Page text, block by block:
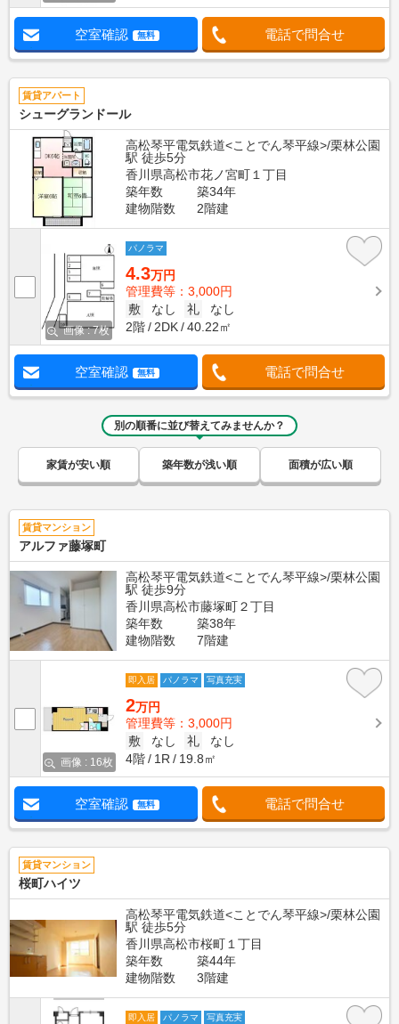
空室確認 無料 電話で問合せ
賃貸アパート
シューグランドール
高松琴平電気鉄道<ことでん琴平線>/栗林公園
駅 徒歩5分
香川県高松市花ノ宮町１丁目
築年数
築34年
建物階数
2階建
画像 : 7枚
パノラマ
4.3万円
管理費等：3,000円
敷
なし 礼
なし
2階
2DK 40.22㎡
空室確認 無料 電話で問合せ
別の順番に並び替えてみませんか？
家賃が安い順 築年数が浅い順 面積が広い順
賃貸マンション
アルファ藤塚町
高松琴平電気鉄道<ことでん琴平線>/栗林公園
駅 徒歩9分
香川県高松市藤塚町２丁目
築年数
築38年
建物階数
7階建
画像 : 16枚
即入居 パノラマ 写真充実
2万円
管理費等：3,000円
敷
なし 礼
なし
4階
1R 19.8㎡
空室確認 無料 電話で問合せ
賃貸マンション
桜町ハイツ
高松琴平電気鉄道<ことでん琴平線>/栗林公園
駅 徒歩5分
香川県高松市桜町１丁目
築年数
築44年
建物階数
3階建
即入居 パノラマ 写真充実